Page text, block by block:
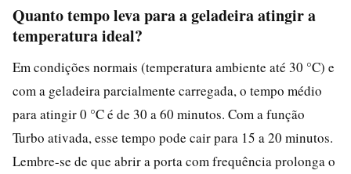
Quanto tempo leva para a geladeira atingir a
temperatura ideal?
Em condições normais (temperatura ambiente até 30 °C) e
com a geladeira parcialmente carregada, o tempo médio
para atingir 0 °C é de 30 a 60 minutos. Com a função
Turbo ativada, esse tempo pode cair para 15 a 20 minutos.
Lembre-se de que abrir a porta com frequência prolonga o